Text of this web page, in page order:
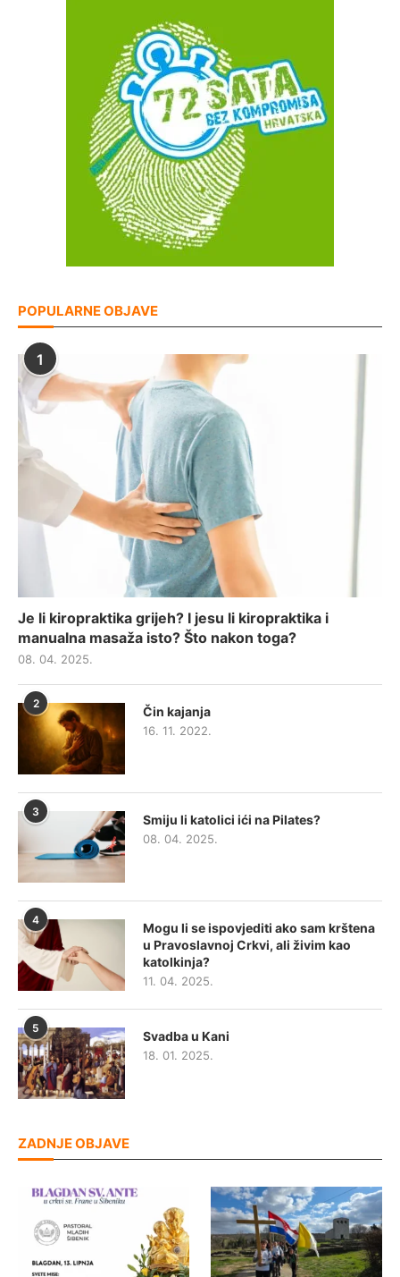
POPULARNE OBJAVE
1
Je li kiropraktika grijeh? I jesu li kiropraktika i
manualna masaža isto? Što nakon toga?
08. 04. 2025.
2
Čin kajanja
16. 11. 2022.
3
Smiju li katolici ići na Pilates?
08. 04. 2025.
4
Mogu li se ispovjediti ako sam krštena
u Pravoslavnoj Crkvi, ali živim kao
katolkinja?
11. 04. 2025.
5
Svadba u Kani
18. 01. 2025.
ZADNJE OBJAVE